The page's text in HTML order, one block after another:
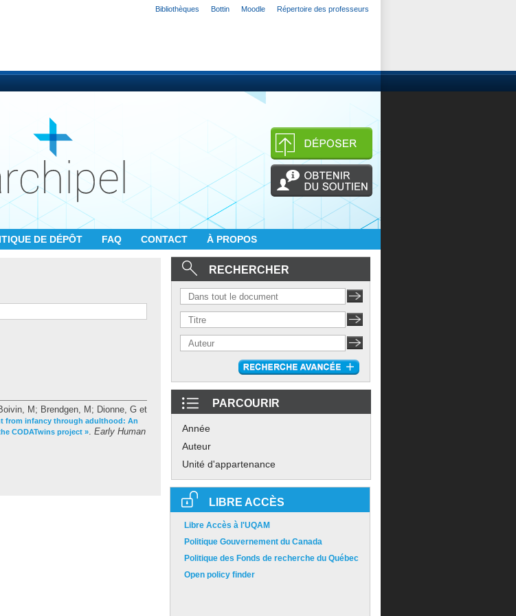
Bibliothèques Bottin Moodle Répertoire des professeurs
DE DÉPÔT FAQ CONTACT À PROPOS
M ; Brendgen, M ; Dionne, G et
from infancy through adulthood: An
CODATwins project ». Early Human
RECHERCHER
PARCOURIR
Année
Auteur
Unité d'appartenance
LIBRE ACCÈS
Libre Accès à l'UQAM
Politique Gouvernement du Canada
Politique des Fonds de recherche du Québec
Open policy finder